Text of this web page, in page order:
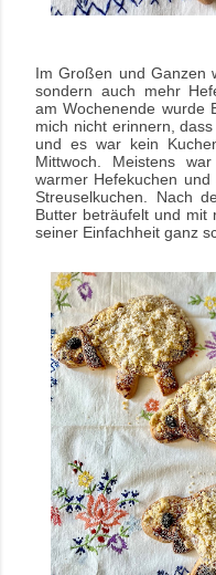
Im Großen und Ganzen
sondern auch mehr
am Wochenende wurde
mich nicht erinnern,
und es war kein
Mittwoch. Meistens
warmer Hefekuchen
Streuselkuchen. Nach
Butter beträufelt und mit
seiner Einfachheit ganz